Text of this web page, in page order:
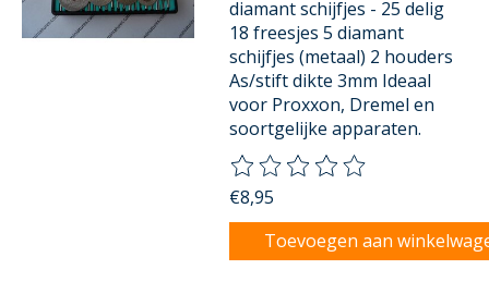
diamant schijfjes - 25 delig
18 freesjes 5 diamant
schijfjes (metaal) 2 houders
As/stift dikte 3mm Ideaal
voor Proxxon, Dremel en
soortgelijke apparaten.
De beoordeling van dit
€8,95
Toevoegen aan